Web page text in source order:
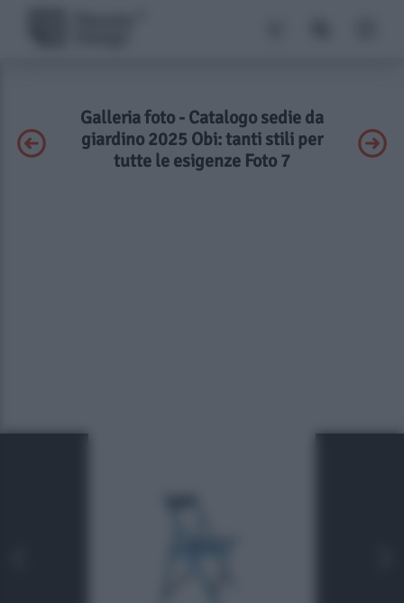
Galleria foto - Catalogo sedie da
giardino 2025 Obi: tanti stili per
tutte le esigenze Foto 7